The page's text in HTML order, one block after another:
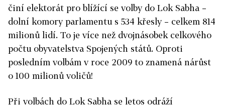
činí elektorát pro blížící se volby do Lok Sabha –
dolní komory parlamentu s 534 křesly – celkem 814
milionů lidí. To je více než dvojnásobek celkového
počtu obyvatelstva Spojených států. Oproti
posledním volbám v roce 2009 to znamená nárůst
o 100 milionů voličů!
Při volbách do Lok Sabha se letos odráží